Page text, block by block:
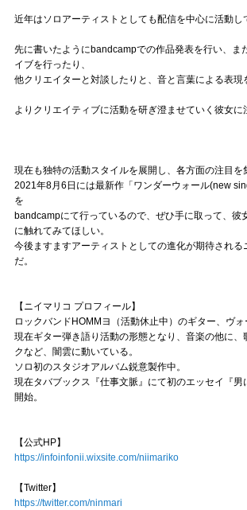
近年はソロアーティストとしても配信を中心に活動し
先に書いたようにbandcampでの作品発表を行い、ま
イブを行ったり、
他クリエイターと対談したりと、音と言葉による表現
よりクリエイティブに活動を研ぎ澄ませていく彼女に
現在も独特の活動スタイルを展開し、各方面の注目を
2021年8月6日には最新作「ワンダーウォール(new
を
bandcampにて行っているので、ぜひ手に取って、彼
に触れてみてほしい。
今後ますますアーティストとしての進化が期待される
だ。
【ニイマリコ プロフィール】
ロックバンドHOMMヨ（活動休止中）のギター、ヴォ
現在ギター弾き語り活動の形態となり、音楽の他に、
クなど、闇雲に動いている。
ソロ初のスタジオアルバム鋭意製作中。
現在タバブックス『仕事文脈』にて初のエッセイ『男
開始。
【公式HP】
https://infoinfonii.wixsite.com/niimariko
【Twitter】
https://twitter.com/ninmari